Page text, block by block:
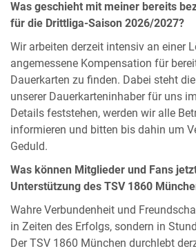
Was geschieht mit meiner bereits
für die Drittliga-Saison 2026/2027?
Wir arbeiten derzeit intensiv an einer
angemessene Kompensation für
Dauerkarten zu finden. Dabei steht
unserer Dauerkarteninhaber für uns
Details feststehen, werden wir alle
informieren und bitten bis dahin um
Geduld.
Was können Mitglieder und Fans
Unterstützung des TSV 1860
Wahre Verbundenheit und
in Zeiten des Erfolgs, sondern in
Der TSV 1860 München durchlebt